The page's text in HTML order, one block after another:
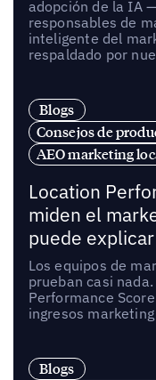
adopción de la IA
responsables de
inteligente del
respaldado por
Blogs
Consejos de
AEO marketing
Location
miden el
puede
Los equipos de
prueban casi
Performance
ingresos
Blogs